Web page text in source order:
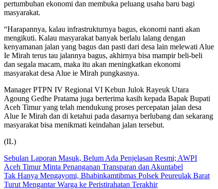
pertumbuhan ekonomi dan membuka peluang usaha baru bagi
masyarakat.
“Harapannya, kalau infrastrukturnya bagus, ekonomi nanti akan
mengikuti. Kalau masyarakat banyak berlalu lalang dengan
kenyamanan jalan yang bagus dan pasti dari desa lain melewati Alue
Ie Mirah terus tau jalannya bagus, akhirnya bisa mampir beli-beli
dan segala macam, maka itu akan meningkatkan ekonomi
masyarakat desa Alue ie Mirah pungkasnya.
Manager PTPN IV Regional VI Kebun Julok Rayeuk Utara
Agoung Gedhe Pratama juga berterima kasih kepada Bapak Bupati
Aceh Timur yang telah mendukung proses percepatan jalan desa
Alue Ie Mirah dan di ketahui pada dasarnya berlubang dan sekarang
masyarakat bisa menikmati keindahan jalan tersebut.
(IL)
Navigasi
pos
Sebulan Laporan Masuk, Belum Ada Penjelasan Resmi; AWPI
Aceh Timur Minta Penanganan Transparan dan Akuntabel
Tak Hanya Mengayomi, Bhabinkamtibmas Polsek Peureulak Barat
Turut Mengantar Warga ke Peristirahatan Terakhir